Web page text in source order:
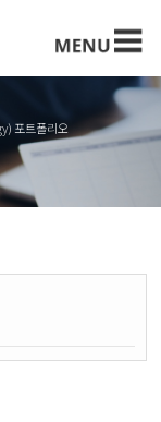
포트폴리오